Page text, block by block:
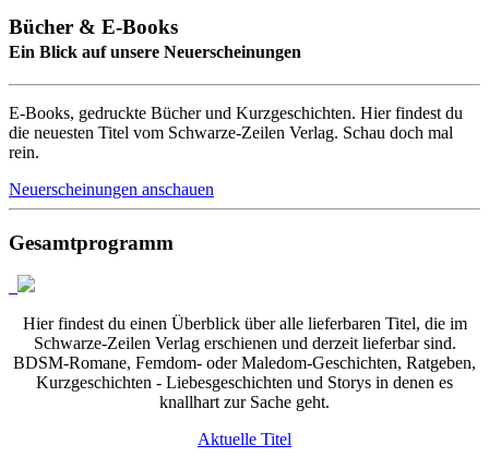
Bücher & E-Books
Ein Blick auf unsere Neuerscheinungen
E-Books, gedruckte Bücher und Kurzgeschichten. Hier findest du
die neuesten Titel vom Schwarze-Zeilen Verlag. Schau doch mal
rein.
Neuerscheinungen anschauen
Gesamtprogramm
Hier findest du einen Überblick über alle lieferbaren Titel, die im
Schwarze-Zeilen Verlag erschienen und derzeit lieferbar sind.
BDSM-Romane, Femdom- oder Maledom-Geschichten, Ratgeben,
Kurzgeschichten - Liebesgeschichten und Storys in denen es
knallhart zur Sache geht.
Aktuelle Titel